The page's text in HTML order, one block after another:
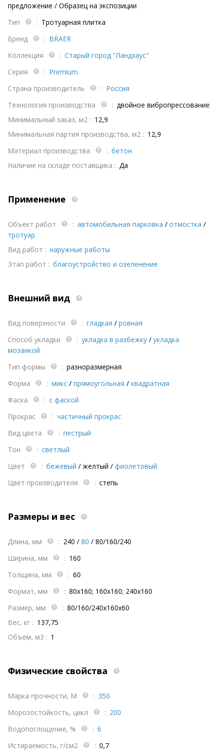
предложение / Образец на экспозиции
Тип
: Тротуарная плитка
Бренд
: BRAER
Коллекция
: Старый город "Ландхаус"
Серия
: Premium
Страна производитель
: Россия
Технология производства
: двойное вибропрессование
Минимальный заказ, м2 : 12,9
Минимальная партия производства, м2 : 12,9
Материал производства
: бетон
Наличие на складе поставщика : Да
Применение
Объект работ : автомобильная парковка / отмостка /
тротуар
Вид работ : наружные работы
Этап работ : благоустройство и озеленение
Внешний вид
Вид поверхности : гладкая / ровная
Способ укладки
: укладка в разбежку / укладка
мозаикой
Тип формы
: разноразмерная
Форма
: микс / прямоугольная / квадратная
Фаска
: с фаской
Прокрас
: частичный прокрас
Вид цвета
: пестрый
Тон
: светлый
Цвет
: бежевый / желтый / фиолетовый
Цвет производителя
: степь
Размеры и вес
Длина, мм : 240 / 80 / 80/160/240
Ширина, мм
: 160
Толщина, мм
: 60
Формат, мм
: 80х160; 160х160; 240х160
Размер, мм
: 80/160/240х160х60
Вес, кг : 137,75
Объем, м3 : 1
Физические свойства
Марка прочности, М : 350
Морозостойкость, цикл
: 200
Водопоглощение, %
: 6
Истираемость, г/см2
: 0,7